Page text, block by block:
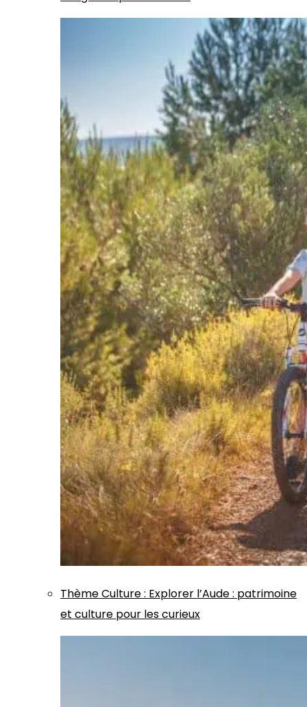
ThèmeCulture: Explorer l’Aude : patrimoine
et culture pour les curieux